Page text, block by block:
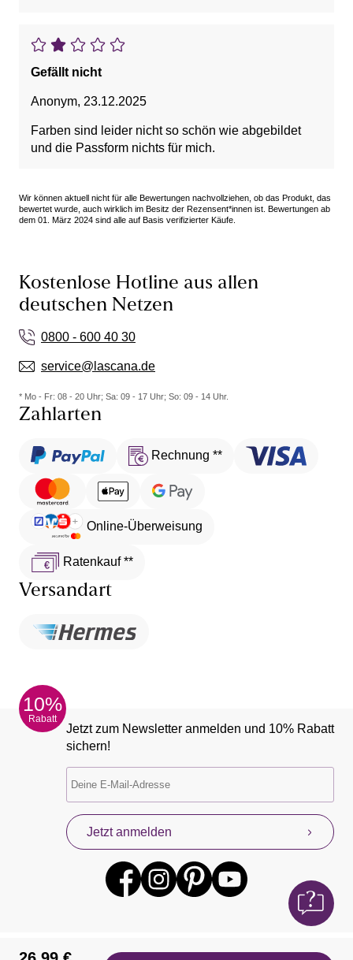
Gefällt nicht
Anonym, 23.12.2025
Farben sind leider nicht so schön wie abgebildet
und die Passform nichts für mich.
Wir können aktuell nicht für alle Bewertungen nachvollziehen, ob das Produkt, das
bewertet wurde, auch wirklich im Besitz der Rezensent*innen ist. Bewertungen ab
dem 01. März 2024 sind alle auf Basis verifizierter Käufe.
Kostenlose Hotline aus allen
deutschen Netzen
0800 - 600 40 30
service@lascana.de
* Mo - Fr: 08 - 20 Uhr; Sa: 09 - 17 Uhr; So: 09 - 14 Uhr.
Zahlarten
Rechnung **
Online-Überweisung
Ratenkauf **
Versandart
10%
Rabatt
Jetzt zum Newsletter anmelden und 10% Rabatt
sichern!
Jetzt anmelden